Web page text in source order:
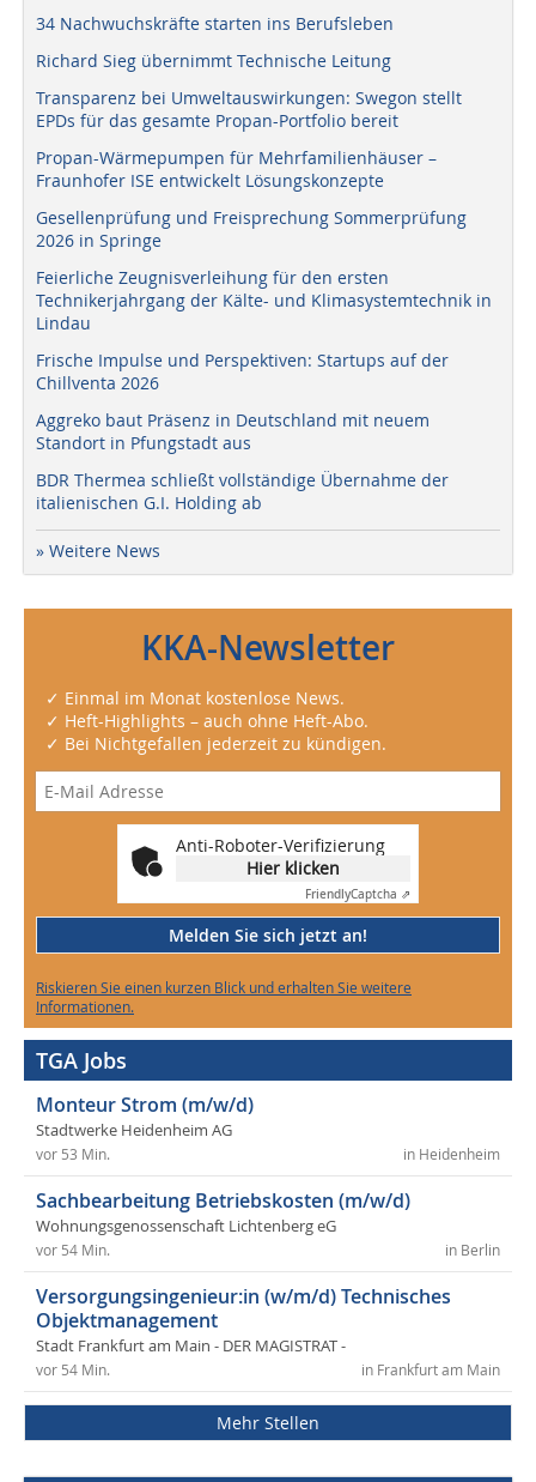
34 Nachwuchskräfte starten ins Berufsleben
Richard Sieg übernimmt Technische Leitung
Transparenz bei Umweltauswirkungen: Swegon stellt
EPDs für das gesamte Propan-Portfolio bereit
Propan-Wärmepumpen für Mehrfamilienhäuser –
Fraunhofer ISE entwickelt Lösungskonzepte
Gesellenprüfung und Freisprechung Sommerprüfung
2026 in Springe
Feierliche Zeugnisverleihung für den ersten
Technikerjahrgang der Kälte- und Klimasystemtechnik in
Lindau
Frische Impulse und Perspektiven: Startups auf der
Chillventa 2026
Aggreko baut Präsenz in Deutschland mit neuem
Standort in Pfungstadt aus
BDR Thermea schließt vollständige Übernahme der
italienischen G.I. Holding ab
» Weitere News
KKA-Newsletter
✓ Einmal im Monat kostenlose News.
✓ Heft-Highlights – auch ohne Heft-Abo.
✓ Bei Nichtgefallen jederzeit zu kündigen.
Anti-Roboter-Verifizierung
Hier klicken
FriendlyCaptcha ⇗
Melden Sie sich jetzt an!
Riskieren Sie einen kurzen Blick und erhalten Sie weitere
Informationen.
TGA Jobs
Monteur Strom (m/w/d)
Stadtwerke Heidenheim AG
in Heidenheim
vor 53 Min.
Sachbearbeitung Betriebskosten (m/w/d)
Wohnungsgenossenschaft Lichtenberg eG
in Berlin
vor 54 Min.
Versorgungsingenieur:in (w/m/d) Technisches
Objektmanagement
Stadt Frankfurt am Main - DER MAGISTRAT -
in Frankfurt am Main
vor 54 Min.
Mehr Stellen